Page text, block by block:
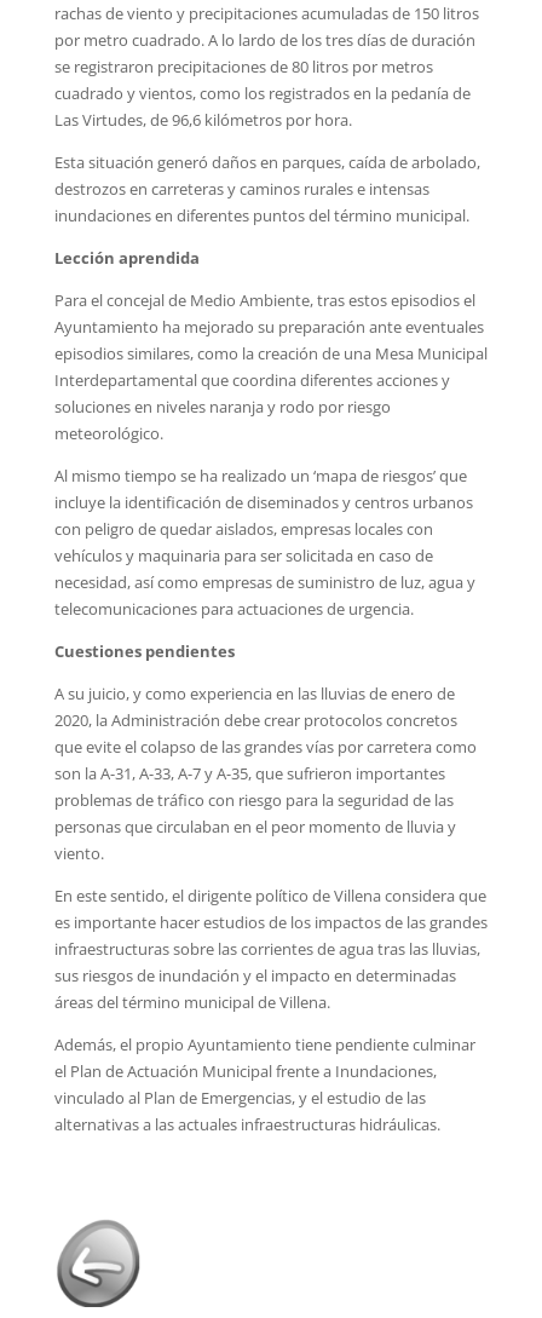
rachas de viento y precipitaciones acumuladas de 150 litros
por metro cuadrado. A lo lardo de los tres días de duración
se registraron precipitaciones de 80 litros por metros
cuadrado y vientos, como los registrados en la pedanía de
Las Virtudes, de 96,6 kilómetros por hora.
Esta situación generó daños en parques, caída de arbolado,
destrozos en carreteras y caminos rurales e intensas
inundaciones en diferentes puntos del término municipal.
Lección aprendida
Para el concejal de Medio Ambiente, tras estos episodios el
Ayuntamiento ha mejorado su preparación ante eventuales
episodios similares, como la creación de una Mesa Municipal
Interdepartamental que coordina diferentes acciones y
soluciones en niveles naranja y rodo por riesgo
meteorológico.
Al mismo tiempo se ha realizado un ‘mapa de riesgos’ que
incluye la identificación de diseminados y centros urbanos
con peligro de quedar aislados, empresas locales con
vehículos y maquinaria para ser solicitada en caso de
necesidad, así como empresas de suministro de luz, agua y
telecomunicaciones para actuaciones de urgencia.
Cuestiones pendientes
A su juicio, y como experiencia en las lluvias de enero de
2020, la Administración debe crear protocolos concretos
que evite el colapso de las grandes vías por carretera como
son la A-31, A-33, A-7 y A-35, que sufrieron importantes
problemas de tráfico con riesgo para la seguridad de las
personas que circulaban en el peor momento de lluvia y
viento.
En este sentido, el dirigente político de Villena considera que
es importante hacer estudios de los impactos de las grandes
infraestructuras sobre las corrientes de agua tras las lluvias,
sus riesgos de inundación y el impacto en determinadas
áreas del término municipal de Villena.
Además, el propio Ayuntamiento tiene pendiente culminar
el Plan de Actuación Municipal frente a Inundaciones,
vinculado al Plan de Emergencias, y el estudio de las
alternativas a las actuales infraestructuras hidráulicas.